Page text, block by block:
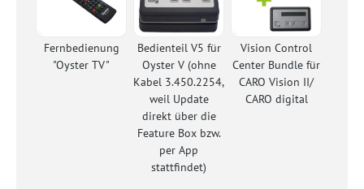
Fernbedienung
"Oyster TV"
Bedienteil V5 für
Oyster V (ohne
Kabel 3.450.2254,
weil Update
direkt über die
Feature Box bzw.
per App
stattfindet)
Vision Control
Center Bundle für
CARO Vision II/
CARO digital